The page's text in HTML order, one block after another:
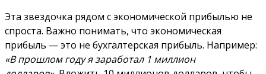
Эта звездочка рядом с экономической прибылью не
спроста. Важно понимать, что экономическая
прибыль — это не бухгалтерская прибыль. Например:
«В прошлом году я заработал 1 миллион